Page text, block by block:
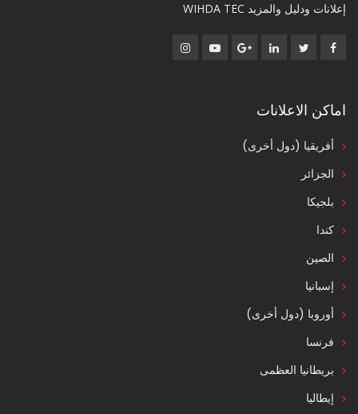
إعلانات ودليل والمزيد WIHDA TEC
اماكن الاعلانات
أفريقيا (دول أخرى)
الجزائر
بلجيكا
كندا
الصين
إسبانيا
أوروبا (دول أخرى)
فرنسا
بريطانيا العظمى
إيطاليا